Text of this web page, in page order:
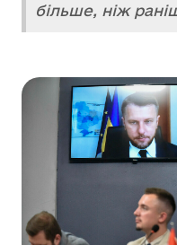
більше, ніж